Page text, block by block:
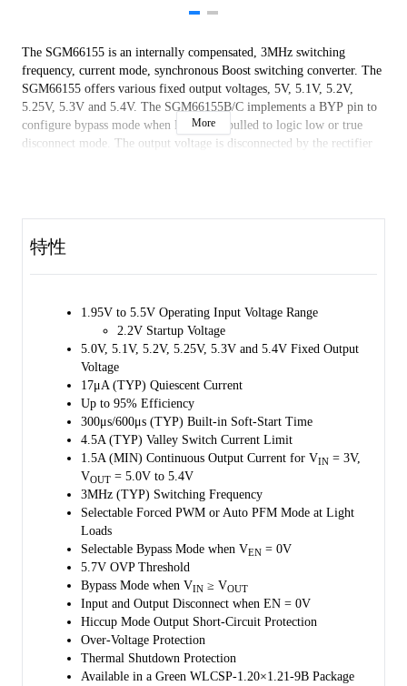
The SGM66155 is an internally compensated, 3MHz switching
frequency, current mode, synchronous Boost switching converter. The
SGM66155 offers various fixed output voltages, 5V, 5.1V, 5.2V,
5.25V, 5.3V and 5.4V. The SGM66155B/C implements a BYP pin to
configure bypass mode when EN pin is pulled to logic low or true
disconnect mode. The output voltage is disconnected by the rectifier
The SGM66155 is available in a Green WLCSP- 1.20×1.21-9B
More
特性
1.95V to 5.5V Operating Input Voltage Range
2.2V Startup Voltage
5.0V, 5.1V, 5.2V, 5.25V, 5.3V and 5.4V Fixed Output
Voltage
17μA (TYP) Quiescent Current
Up to 95% Efficiency
300μs/600μs (TYP) Built-in Soft-Start Time
4.5A (TYP) Valley Switch Current Limit
1.5A (MIN) Continuous Output Current for VIN = 3V,
VOUT = 5.0V to 5.4V
3MHz (TYP) Switching Frequency
Selectable Forced PWM or Auto PFM Mode at Light
Loads
Selectable Bypass Mode when VEN = 0V
5.7V OVP Threshold
Bypass Mode when VIN ≥ VOUT
Input and Output Disconnect when EN = 0V
Hiccup Mode Output Short-Circuit Protection
Over-Voltage Protection
Thermal Shutdown Protection
Available in a Green WLCSP-1.20×1.21-9B Package